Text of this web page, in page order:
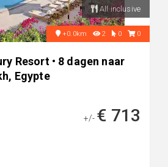
All inclusive
+0.0km 2 0 0
Resort • 8 dagen naar
Egypte
+/- € 713